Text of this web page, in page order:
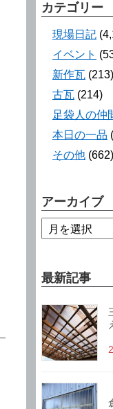
カテゴリー
現場日記
イベント
新作瓦 (213)
古瓦 (214)
足袋人の仲
本日の一品
その他 (662)
アーカイブ
最新記事